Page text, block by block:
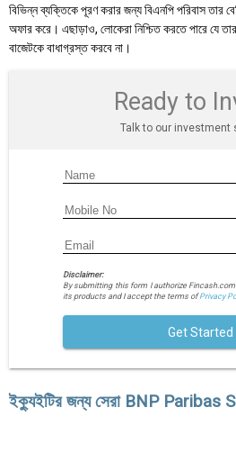
বিভিন্ন ব্যক্তিকে পূরণ করার জন্য বিএনপি পরিবাস তার
অফার করে। এছাড়াও, লোকেরা নিশ্চিত করতে পারে যে
বাজেটকে বাধাগ্রস্ত করবে না।
Ready to
Talk to our investment
Disclaimer:
By submitting this form I authorize
its products and I accept the terms ofPrivacy
Get Started
ইক্যুইটির জন্য সেরা BNP Paribas